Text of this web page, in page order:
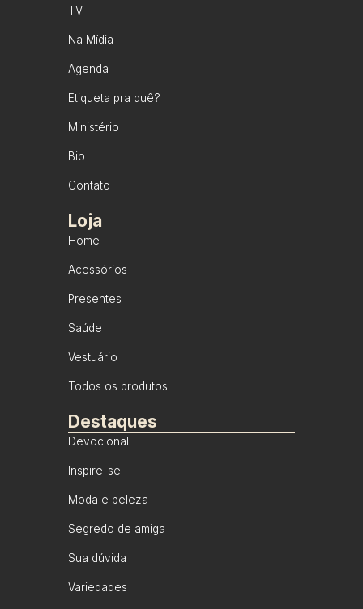
TV
Na Mídia
Agenda
Etiqueta pra quê?
Ministério
Bio
Contato
Loja
Home
Acessórios
Presentes
Saúde
Vestuário
Todos os produtos
Destaques
Devocional
Inspire-se!
Moda e beleza
Segredo de amiga
Sua dúvida
Variedades